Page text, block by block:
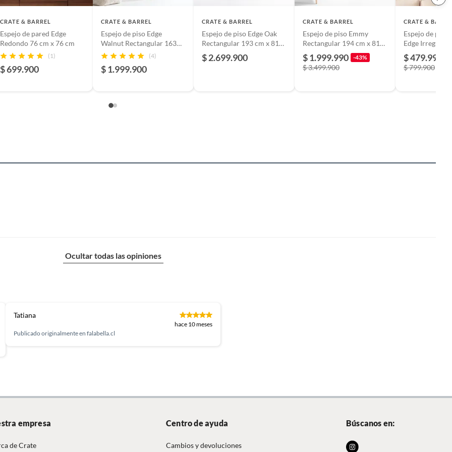
CRATE & BARREL
Espejo de pared Edge
Redondo 76 cm x 76 cm
(1)
$ 699.900
CRATE & BARREL
Espejo de piso Edge
Walnut Rectangular 163
cm x 46 cm
(4)
$ 1.999.900
CRATE & BARREL
Espejo de piso Edge Oak
Rectangular 193 cm x 81
cm
$ 2.699.900
CRATE & BARREL
Espejo de piso Emmy
Rectangular 194 cm x 81
cm
$ 1.999.990 -43%
$ 3.499.900
CRATE &
Espejo de
Edge Irregular
91,44 cm
$ 479.990
$ 799.900
Ocultar todas las opiniones
Tatiana
hace 10 meses
Publicado originalmente en falabella.cl
empresa
de Crate
Centro de ayuda
Cambios y devoluciones
Búscanos en: